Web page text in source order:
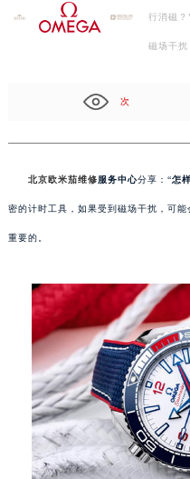
行消磁？
磁场干扰
次
北京欧米茄维修服务中心分享：“怎
密的计时工具，如果受到磁场干扰，可
重要的。